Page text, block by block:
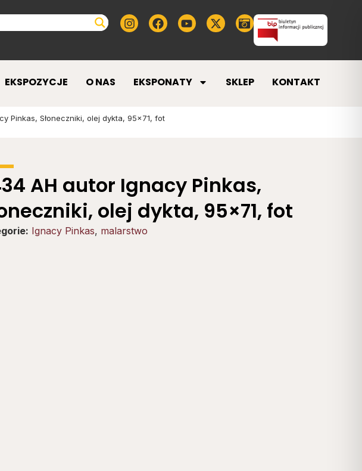
EKSPOZYCJE O NAS EKSPONATY SKLEP KONTAKT
Pinkas, Słoneczniki, olej dykta, 95×71, fot
AH autor Ignacy Pinkas,
olej dykta, 95×71, fot
Ignacy Pinkas, malarstwo